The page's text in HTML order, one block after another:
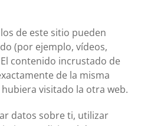
de este sitio pueden
(por ejemplo, vídeos,
contenido incrustado de
de la misma
visitado la otra web.
datos sobre ti, utilizar